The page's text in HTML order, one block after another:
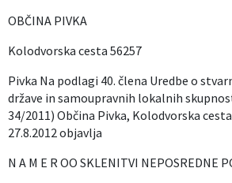
OBČINA PIVKA
Kolodvorska cesta 56257
Pivka Na podlagi 40. člena Uredbe o
države in samoupravnih lokalnih
34/2011) Občina Pivka, Kolodvorska
27.8.2012 objavlja
N A M E R OO SKLENITVI NEPOSREDNE
Izobraževanje
Sociala in zdravstvo
Skupna občinska uprava